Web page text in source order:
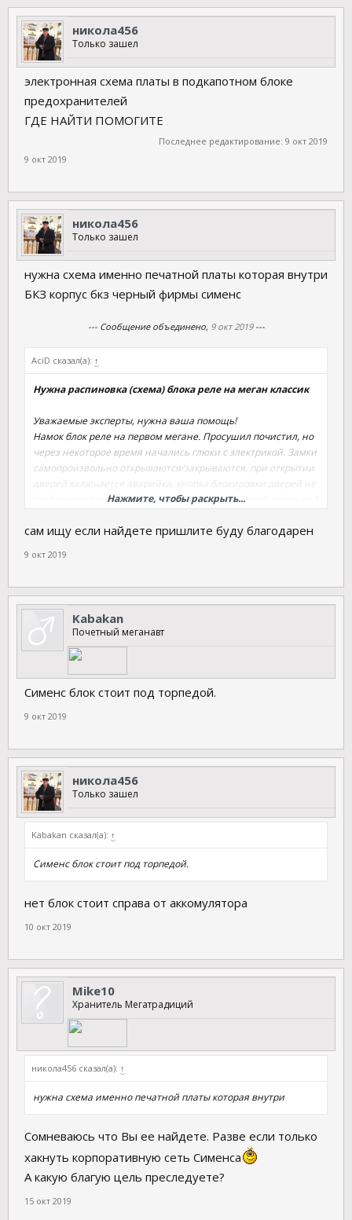
никола456
Только зашел
электронная схема платы в подкапотном блоке
предохранителей
ГДЕ НАЙТИ ПОМОГИТЕ
Последнее редактирование: 9 окт 2019
9 окт 2019
никола456
Только зашел
нужна схема именно печатной платы которая внутри
БКЗ корпус бкз черный фирмы сименс
--- Сообщение объединено, 9 окт 2019---
AciD сказал(а): ↑
Нужна распиновка (схема) блока реле на меган классик
Уважаемые эксперты, нужна ваша помощь!
Намок блок реле на первом мегане. Просушил почистил, но
через некоторое время начались глюки с электрикой. Замки
самопроизвольно открываются/закрываются, при открытии
дверей включается аварийка, кнопка блокировки дверей не
срабатывает и т.д. Вообщем машина живет своей жизнью. А
Предполагаю что из-за блока. Отдал плату электрикам, для
двигатель K4MA700, блок реле S108502510. Без машины я
Нажмите, чтобы раскрыть...
сам ищу если найдете пришлите буду благодарен
9 окт 2019
Kabakan
Почетный меганавт
Сименс блок стоит под торпедой.
9 окт 2019
никола456
Только зашел
Kabakan сказал(а): ↑
Сименс блок стоит под торпедой.
нет блок стоит справа от аккомулятора
10 окт 2019
Mike10
Хранитель Мегатрадиций
никола456 сказал(а): ↑
нужна схема именно печатной платы которая внутри
Сомневаюсь что Вы ее найдете. Разве если только
хакнуть корпоративную сеть Сименса
А какую благую цель преследуете?
15 окт 2019